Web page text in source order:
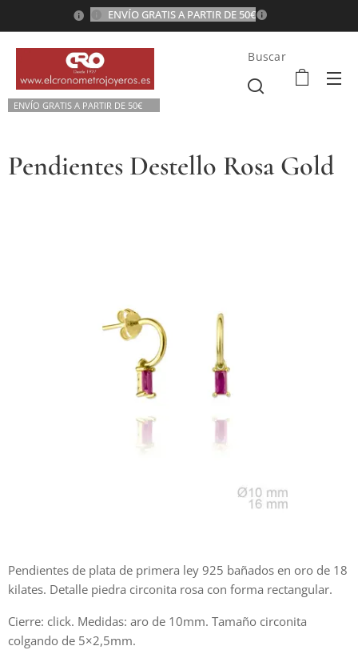
ENVÍO GRATIS A PARTIR DE 50€
ENVÍO GRATIS A PARTIR DE 50€💫
Buscar
Pendientes Destello Rosa Gold
Pendientes de plata de primera ley 925 bañados en oro de 18
kilates. Detalle piedra circonita rosa con forma rectangular.
Cierre: click. Medidas: aro de 10mm. Tamaño circonita
colgando de 5×2,5mm.